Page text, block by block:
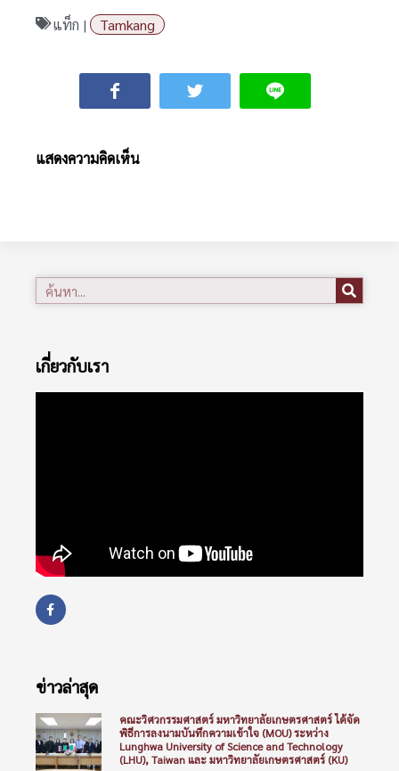
แท็ก | Tamkang
แสดงความคิดเห็น
เกี่ยวกับเรา
ข่าวล่าสุด
คณะวิศวกรรมศาสตร์ มหาวิทยาลัยเกษตรศาสตร์ ได้จัด
พิธีการลงนามบันทึกความเข้าใจ (MOU) ระหว่าง
Lunghwa University of Science and Technology
(LHU), Taiwan และ มหาวิทยาลัยเกษตรศาสตร์ (KU)